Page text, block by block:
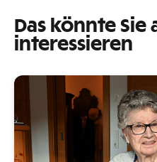
Das könnte Sie
interessieren